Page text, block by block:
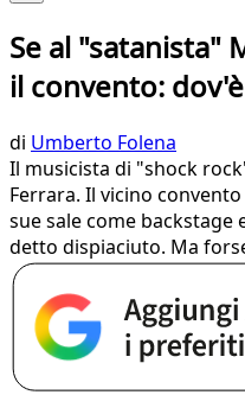
Se al "satanista"
il convento:
di Umberto Folena
Il musicista di "shock
Ferrara. Il vicino
sue sale come backstage
detto dispiaciuto. Ma